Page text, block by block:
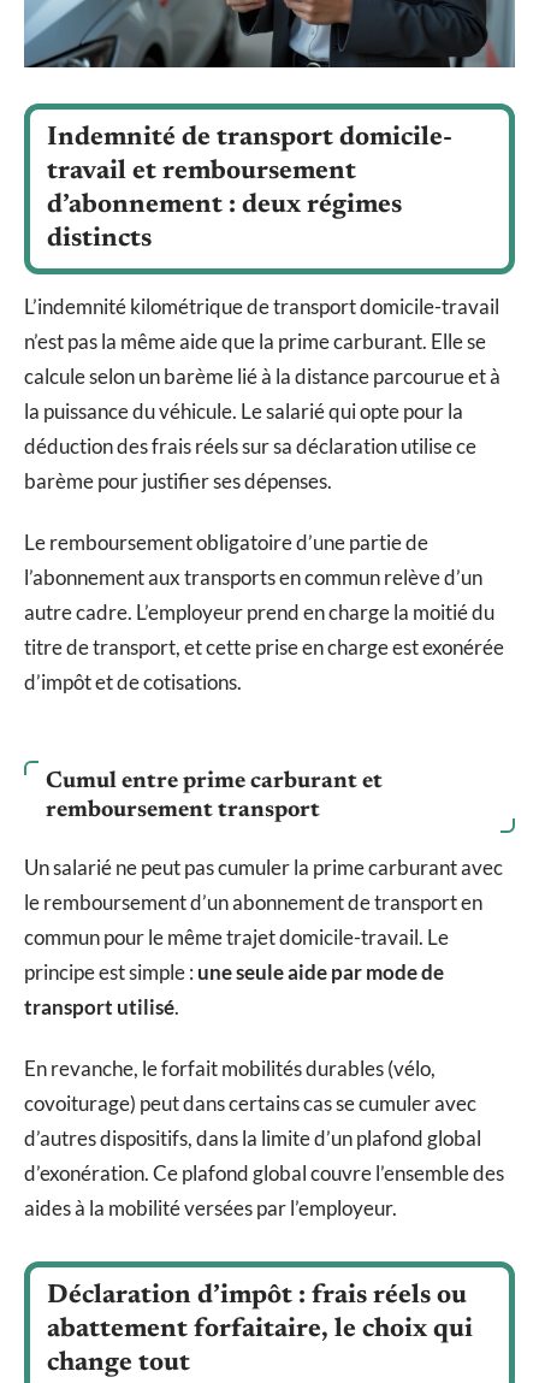
Indemnité de transport domicile-
travail et remboursement
d’abonnement : deux régimes
distincts
L’indemnité kilométrique de transport domicile-travail
n’est pas la même aide que la prime carburant. Elle se
calcule selon un barème lié à la distance parcourue et à
la puissance du véhicule. Le salarié qui opte pour la
déduction des frais réels sur sa déclaration utilise ce
barème pour justifier ses dépenses.
Le remboursement obligatoire d’une partie de
l’abonnement aux transports en commun relève d’un
autre cadre. L’employeur prend en charge la moitié du
titre de transport, et cette prise en charge est exonérée
d’impôt et de cotisations.
Cumul entre prime carburant et
remboursement transport
Un salarié ne peut pas cumuler la prime carburant avec
le remboursement d’un abonnement de transport en
commun pour le même trajet domicile-travail. Le
principe est simple : une seule aide par mode de
transport utilisé.
En revanche, le forfait mobilités durables (vélo,
covoiturage) peut dans certains cas se cumuler avec
d’autres dispositifs, dans la limite d’un plafond global
d’exonération. Ce plafond global couvre l’ensemble des
aides à la mobilité versées par l’employeur.
Déclaration d’impôt : frais réels ou
abattement forfaitaire, le choix qui
change tout